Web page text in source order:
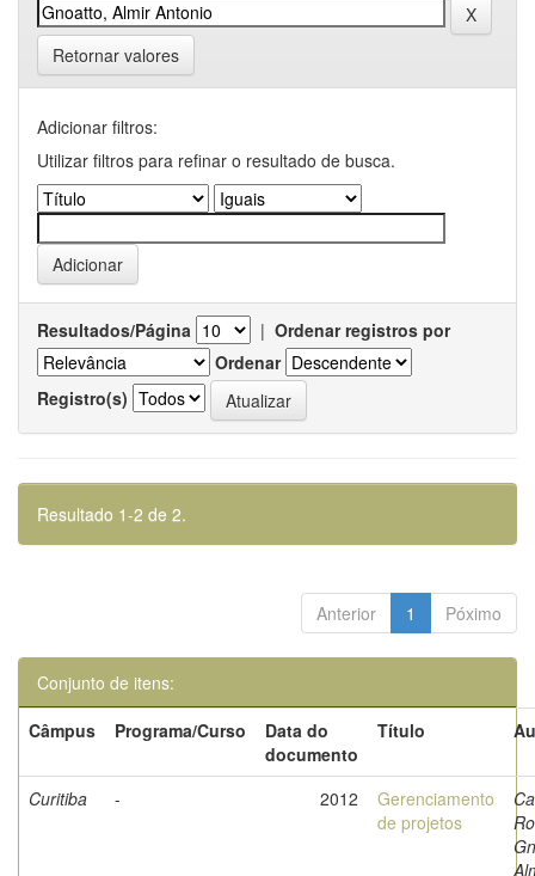
Retornar valores
Adicionar filtros:
Utilizar filtros para refinar o resultado de busca.
Resultados/Página | Ordenar registros por
Ordenar
Registro(s)
Resultado 1-2 de 2.
Anterior 1 Póximo
Conjunto de itens:
Câmpus
Programa/Curso
Data do
documento
Título
Curitiba - 2012
Gerenciamento
de projetos